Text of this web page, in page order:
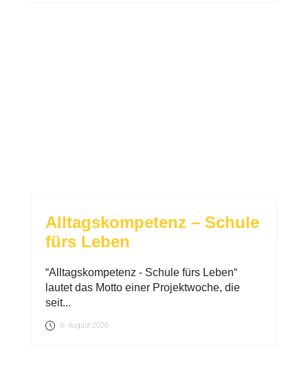
Alltagskompetenz – Schule
fürs Leben
“Alltagskompetenz - Schule fürs Leben“
lautet das Motto einer Projektwoche, die
seit...
6. August 2026